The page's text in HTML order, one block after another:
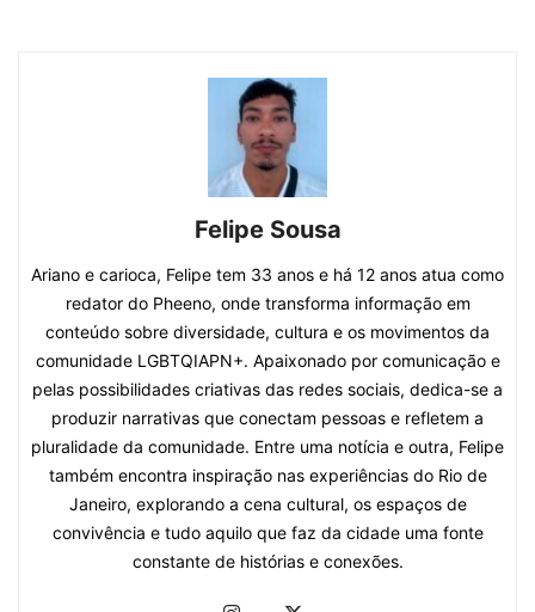
Felipe Sousa
Ariano e carioca, Felipe tem 33 anos e há 12 anos atua como
redator do Pheeno, onde transforma informação em
conteúdo sobre diversidade, cultura e os movimentos da
comunidade LGBTQIAPN+. Apaixonado por comunicação e
pelas possibilidades criativas das redes sociais, dedica-se a
produzir narrativas que conectam pessoas e refletem a
pluralidade da comunidade. Entre uma notícia e outra, Felipe
também encontra inspiração nas experiências do Rio de
Janeiro, explorando a cena cultural, os espaços de
convivência e tudo aquilo que faz da cidade uma fonte
constante de histórias e conexões.